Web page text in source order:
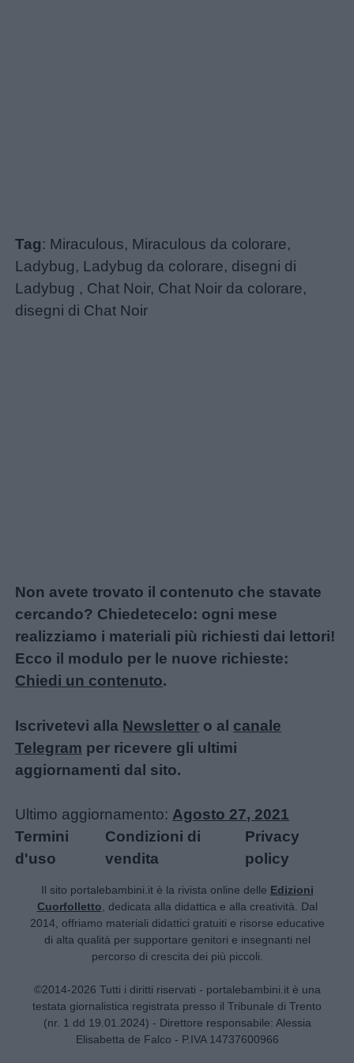
Tag: Miraculous, Miraculous da colorare,
Ladybug, Ladybug da colorare, disegni di
Ladybug , Chat Noir, Chat Noir da colorare,
disegni di Chat Noir
Non avete trovato il contenuto che stavate
cercando? Chiedetecelo: ogni mese
realizziamo i materiali più richiesti dai lettori!
Ecco il modulo per le nuove richieste:
Chiedi un contenuto.
Iscrivetevi alla Newsletter o al canale
Telegram per ricevere gli ultimi
aggiornamenti dal sito.
Ultimo aggiornamento: Agosto 27, 2021
Termini
d'uso
Condizioni di
vendita
Privacy
policy
Il sito portalebambini.it è la rivista online delle Edizioni
Cuorfolletto , dedicata alla didattica e alla creatività. Dal
2014, offriamo materiali didattici gratuiti e risorse educative
di alta qualità per supportare genitori e insegnanti nel
percorso di crescita dei più piccoli.
©2014-2026 Tutti i diritti riservati - portalebambini.it è una
testata giornalistica registrata presso il Tribunale di Trento
(nr. 1 dd 19.01.2024) - Direttore responsabile: Alessia
Elisabetta de Falco - P.IVA 14737600966